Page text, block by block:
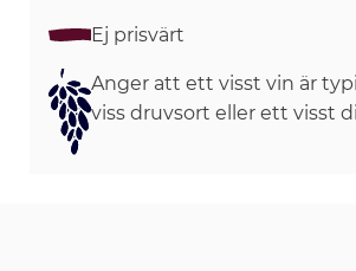
Ej prisvärt
Anger att ett visst vin är
viss druvsort eller ett visst